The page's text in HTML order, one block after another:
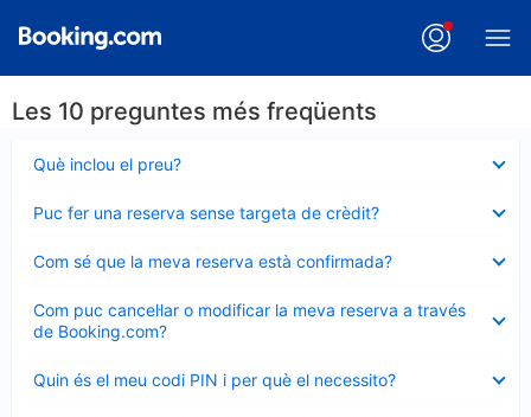
Les 10 preguntes més freqüents
Què inclou el preu?
tancat
Puc fer una reserva sense targeta de crèdit?
tancat
Com sé que la meva reserva està confirmada?
tancat
Com puc cancel·lar o modificar la meva reserva a través
de Booking.com?
tancat
Quin és el meu codi PIN i per què el necessito?
tancat